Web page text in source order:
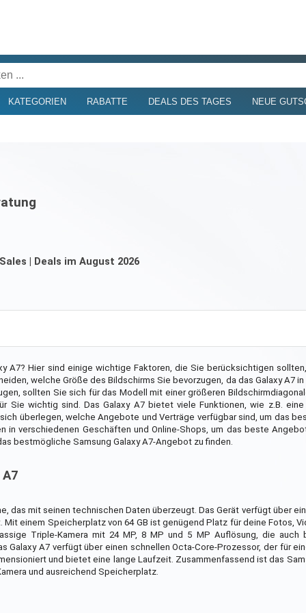
KATEGORIEN RABATTE DEALS DES TAGES NEUE
| Deals im August 2026
A7? Hier sind einige wichtige Faktoren, die Sie berücksichtigen
welche Größe des Bildschirms Sie bevorzugen, da das Galaxy A7
sollten Sie sich für das Modell mit einer größeren
wichtig sind. Das Galaxy A7 bietet viele Funktionen, wie z.B. eine
überlegen, welche Angebote und Verträge verfügbar sind, um das
in verschiedenen Geschäften und Online-Shops, um das beste
bestmögliche Samsung Galaxy A7-Angebot zu finden.
das mit seinen technischen Daten überzeugt. Das Gerät verfügt über
einem Speicherplatz von 64 GB ist genügend Platz für deine Fotos,
Triple-Kamera mit 24 MP, 8 MP und 5 MP Auflösung, die auch
Galaxy A7 verfügt über einen schnellen Octa-Core-Prozessor, der für
und bietet eine lange Laufzeit. Zusammenfassend ist das
und ausreichend Speicherplatz.